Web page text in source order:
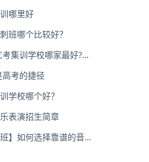
哪里好
班哪个比较好？
集训学校哪家最好?如
考的捷径
学校哪个好？
表演招生简章
】如何选择靠谱的音乐